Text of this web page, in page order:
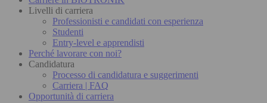
Livelli di carriera
Professionisti e candidati con esperienza
Studenti
Entry-level e apprendisti
Perché lavorare con noi?
Candidatura
Processo di candidatura e suggerimenti
Carriera | FAQ
Opportunità di carriera